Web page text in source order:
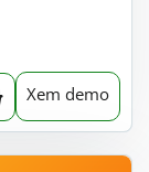
Xem demo